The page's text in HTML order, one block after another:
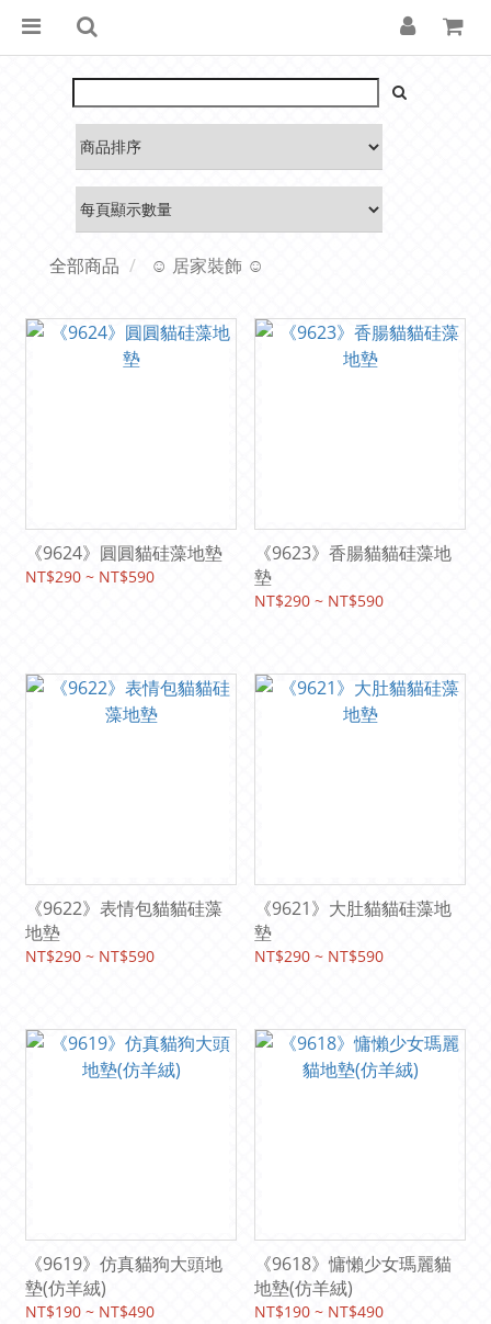
全部商品 ☺ 居家裝飾 ☺
《9624》圓圓貓硅藻地墊
NT$290 ~ NT$590
《9623》香腸貓貓硅藻地
墊
NT$290 ~ NT$590
《9622》表情包貓貓硅藻
地墊
NT$290 ~ NT$590
《9621》大肚貓貓硅藻地
墊
NT$290 ~ NT$590
《9619》仿真貓狗大頭地
墊(仿羊絨)
NT$190 ~ NT$490
《9618》慵懶少女瑪麗貓
地墊(仿羊絨)
NT$190 ~ NT$490